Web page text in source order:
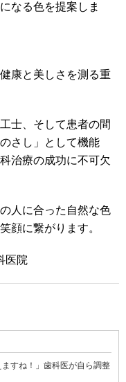
なる色を提案しま
康と美しさを測る重
士、そして患者の間
さし」として機能
治療の成功に不可欠
人に合った自然な色
顔に繋がります。
医院
すね！」歯科医が自ら調整